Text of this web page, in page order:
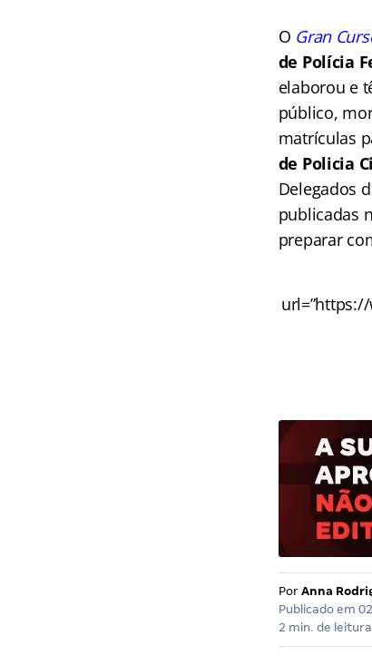
O Gran
de Polícia
elaborou e
público,
matrículas
de Policia
Delegados
publicadas
preparar
Por Anna
Publicado em
2 min. de leitura